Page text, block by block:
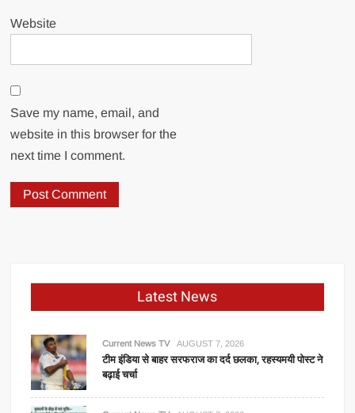
Website
Save my name, email, and
website in this browser for the
next time I comment.
Latest News
Current News TV AUGUST 7, 2026
टीम इंडिया से बाहर सरफराज का दर्द छलका, रहस्यमयी पोस्ट ने
बढ़ाई चर्चा